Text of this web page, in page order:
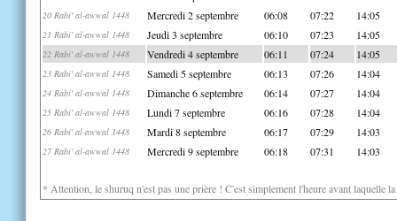
20 Rabi' al-awwal 1448 Mercredi 2 septembre 06:08 07:22 14:05
21 Rabi' al-awwal 1448 Jeudi 3 septembre 06:10 07:23 14:05
22 Rabi' al-awwal 1448 Vendredi 4 septembre 06:11 07:24 14:05
23 Rabi' al-awwal 1448 Samedi 5 septembre 06:13 07:26 14:04
24 Rabi' al-awwal 1448 Dimanche 6 septembre 06:14 07:27 14:04
25 Rabi' al-awwal 1448 Lundi 7 septembre 06:16 07:28 14:04
26 Rabi' al-awwal 1448 Mardi 8 septembre 06:17 07:29 14:03
27 Rabi' al-awwal 1448 Mercredi 9 septembre 06:18 07:31 14:03
* Attention, le shuruq n'est pas une prière ! C'est simplement l'heure avant laquelle